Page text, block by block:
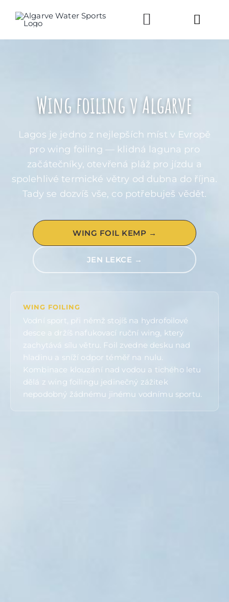
content
O NÁS
Wing foiling v Algarve
Lagos je jedno z nejlepších míst v Evropě
pro wing foiling — klidná laguna pro
začátečníky, otevřená pláž pro jízdu a
spolehlivé termické větry od dubna do října.
Tady se dozvíš vše, co potřebuješ vědět.
WING FOIL KEMP →
JEN LEKCE →
WING FOILING
Vodní sport, při němž stojíš na hydrofoilové
desce a držíš nafukovací ruční wing, který
zachytává sílu větru. Foil zvedne desku nad
hladinu a sníží odpor téměř na nulu.
Kombinace klouzání nad vodou a tichého letu
dělá z wing foilingu jedinečný zážitek
nepodobný žádnému jinému vodnímu sportu.